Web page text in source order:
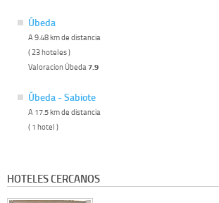
Úbeda
A 9.48 km de distancia
( 23 hoteles )
Valoracion Úbeda 7.9
Úbeda - Sabiote
A 17.5 km de distancia
( 1 hotel )
HOTELES CERCANOS